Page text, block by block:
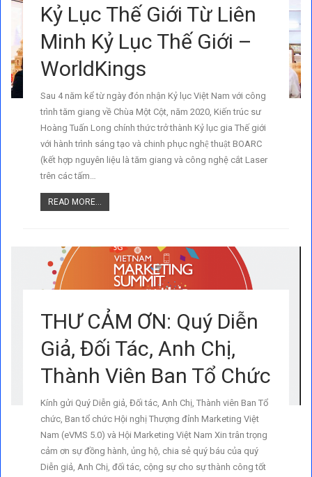
Kỷ Lục Thế Giới Từ Liên
Minh Kỷ Lục Thế Giới –
WorldKings
Sau 4 năm kể từ ngày đón nhận Kỷ lục Việt Nam với công
trình tăm giang về Chùa Một Cột, năm 2020, Kiến trúc sư
Hoàng Tuấn Long chính thức trở thành Kỷ lục gia Thế giới
với hành trình sáng tạo và chinh phục nghệ thuật BOARC
(kết hợp nguyên liệu là tăm giang và công nghệ cắt Laser
trên các tấm…
READ MORE...
THƯ CẢM ƠN: Quý Diễn
Giả, Đối Tác, Anh Chị,
Thành Viên Ban Tổ Chức
Kính gửi Quý Diễn giả, Đối tác, Anh Chị, Thành viên Ban Tổ
chức, Ban tổ chức Hội nghị Thượng đỉnh Marketing Việt
Nam (eVMS 5.0) và Hội Marketing Việt Nam Xin trân trọng
cảm ơn sự đồng hành, ủng hộ, chia sẻ quý báu của quý
Diễn giả, Anh Chị, đối tác, cộng sự cho sự thành công tốt